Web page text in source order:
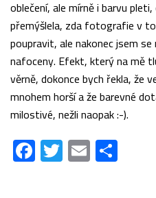
oblečení, ale mírně i barvu
přemýšlela, zda fotografie v
poupravit, ale nakonec jsem
nafoceny. Efekt, který na mě
věrně, dokonce bych řekla, že
mnohem horší a že barevné
milostivé, nežli naopak :-).
Facebook
Twitter
Email